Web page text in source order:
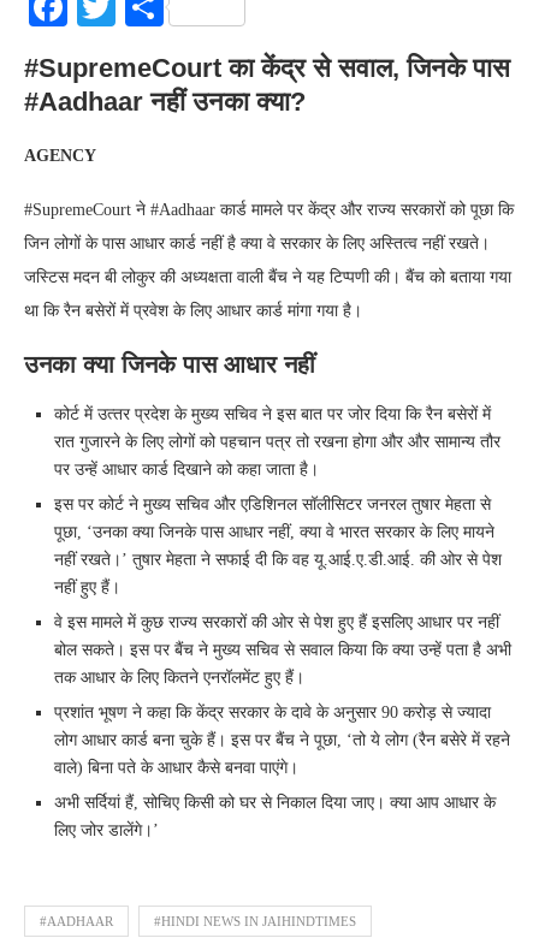
#SupremeCourt का केंद्र से सवाल, जिनके पास
#Aadhaar नहीं उनका क्‍या?
AGENCY
#SupremeCourt ने #Aadhaar कार्ड मामले पर केंद्र और राज्‍य सरकारों को पूछा कि
जिन लोगों के पास आधार कार्ड नहीं है क्‍या वे सरकार के लिए अस्तित्‍व नहीं रखते।
जस्टिस मदन बी लोकुर की अध्‍यक्षता वाली बैंच ने यह टिप्‍पणी की। बैंच को बताया गया
था कि रैन बसेरों में प्रवेश के लिए आधार कार्ड मांगा गया है।
उनका क्‍या जिनके पास आधार नहीं
कोर्ट में उत्‍तर प्रदेश के मुख्‍य सचिव ने इस बात पर जोर दिया कि रैन बसेरों में
रात गुजारने के लिए लोगों को पहचान पत्र तो रखना होगा और और सामान्‍य तौर
पर उन्‍हें आधार कार्ड दिखाने को कहा जाता है।
इस पर कोर्ट ने मुख्‍य सचिव और एडिशिनल सॉलीसिटर जनरल तुषार मेहता से
पूछा, ‘उनका क्‍या जिनके पास आधार नहीं, क्‍या वे भारत सरकार के लिए मायने
नहीं रखते।’ तुषार मेहता ने सफाई दी कि वह यू.आई.ए.डी.आई. की ओर से पेश
नहीं हुए हैं।
वे इस मामले में कुछ राज्‍य सरकारों की ओर से पेश हुए हैं इसलिए आधार पर नहीं
बोल सकते। इस पर बैंच ने मुख्‍य सचिव से सवाल किया कि क्‍या उन्‍हें पता है अभी
तक आधार के लिए कितने एनरॉलमेंट हुए हैं।
प्रशांत भूषण ने कहा कि केंद्र सरकार के दावे के अनुसार 90 करोड़ से ज्‍यादा
लोग आधार कार्ड बना चुके हैं। इस पर बैंच ने पूछा, ‘तो ये लोग (रैन बसेरे में रहने
वाले) बिना पते के आधार कैसे बनवा पाएंगे।
अभी सर्दियां हैं, सोचिए किसी को घर से निकाल दिया जाए। क्‍या आप आधार के
लिए जोर डालेंगे।’
#AADHAAR #HINDI NEWS IN JAIHINDTIMES